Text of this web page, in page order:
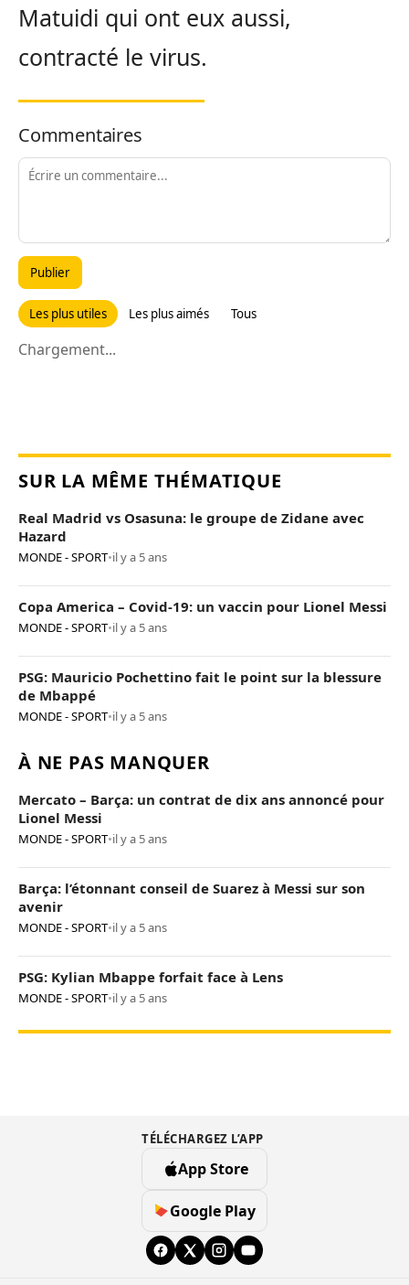
Matuidi qui ont eux aussi,
contracté le virus.
Commentaires
Publier
Les plus utiles Les plus aimés Tous
Chargement...
SUR LA MÊME THÉMATIQUE
Real Madrid vs Osasuna: le groupe de Zidane avec
Hazard
MONDE - SPORT•il y a 5 ans
Copa America – Covid-19: un vaccin pour Lionel Messi
MONDE - SPORT•il y a 5 ans
PSG: Mauricio Pochettino fait le point sur la blessure
de Mbappé
MONDE - SPORT•il y a 5 ans
À NE PAS MANQUER
Mercato – Barça: un contrat de dix ans annoncé pour
Lionel Messi
MONDE - SPORT•il y a 5 ans
Barça: l’étonnant conseil de Suarez à Messi sur son
avenir
MONDE - SPORT•il y a 5 ans
PSG: Kylian Mbappe forfait face à Lens
MONDE - SPORT•il y a 5 ans
TÉLÉCHARGEZ L’APP
App Store
Google Play